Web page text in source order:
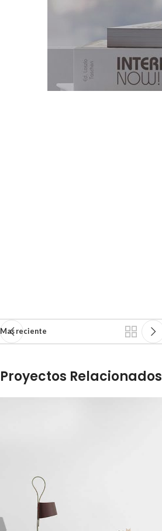
Mas reciente
Proyectos Relacionados